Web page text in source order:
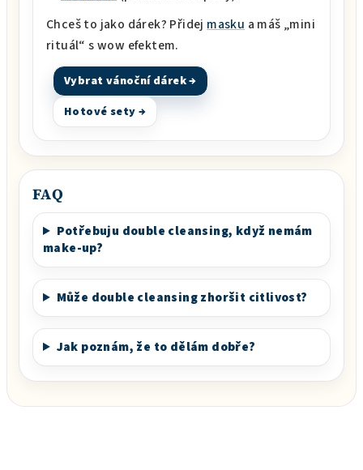
Chceš to jako dárek? Přidej masku a máš „mini
rituál“ s wow efektem.
Vybrat vánoční dárek →
Hotové sety →
FAQ
Potřebuju double cleansing, když nemám
make-up?
Může double cleansing zhoršit citlivost?
Jak poznám, že to dělám dobře?